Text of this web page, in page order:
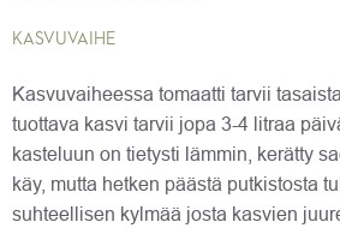
KASVUVAIHE
Kasvuvaiheessa tomaatti tarvii
tuottava kasvi tarvii jopa 3-4 litraa
kasteluun on tietysti lämmin, kerätty
käy, mutta hetken päästä putkistosta
suhteellisen kylmää josta kasvien